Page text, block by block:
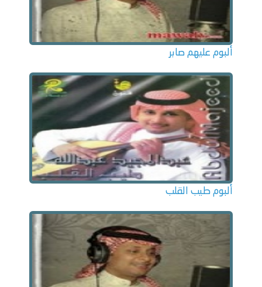
ألبوم عليهم صابر
ألبوم طيب القلب